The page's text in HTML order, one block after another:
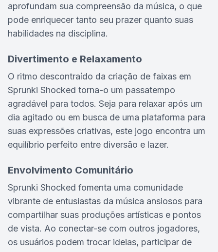
aprofundam sua compreensão da música, o que
pode enriquecer tanto seu prazer quanto suas
habilidades na disciplina.
Divertimento e Relaxamento
O ritmo descontraído da criação de faixas em
Sprunki Shocked torna-o um passatempo
agradável para todos. Seja para relaxar após um
dia agitado ou em busca de uma plataforma para
suas expressões criativas, este jogo encontra um
equilíbrio perfeito entre diversão e lazer.
Envolvimento Comunitário
Sprunki Shocked fomenta uma comunidade
vibrante de entusiastas da música ansiosos para
compartilhar suas produções artísticas e pontos
de vista. Ao conectar-se com outros jogadores,
os usuários podem trocar ideias, participar de